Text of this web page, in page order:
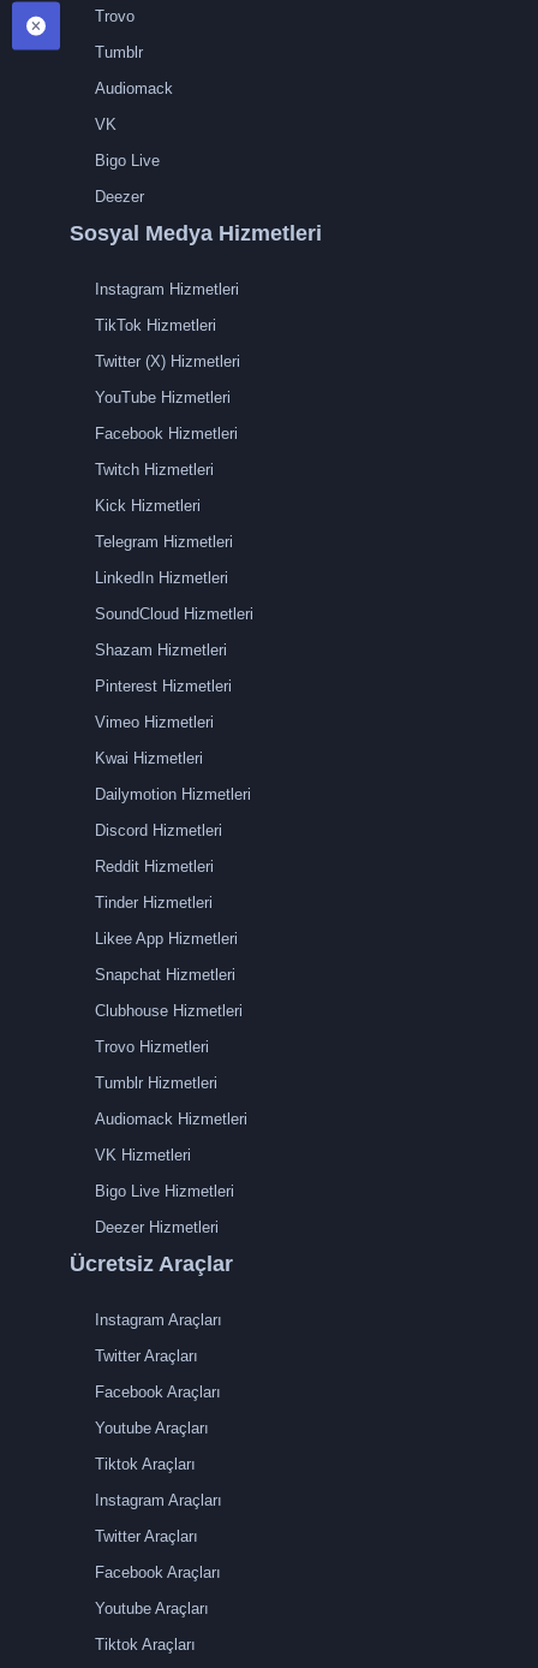
Trovo
Tumblr
Audiomack
VK
Bigo Live
Deezer
Sosyal Medya Hizmetleri
Instagram Hizmetleri
TikTok Hizmetleri
Twitter (X) Hizmetleri
YouTube Hizmetleri
Facebook Hizmetleri
Twitch Hizmetleri
Kick Hizmetleri
Telegram Hizmetleri
LinkedIn Hizmetleri
SoundCloud Hizmetleri
Shazam Hizmetleri
Pinterest Hizmetleri
Vimeo Hizmetleri
Kwai Hizmetleri
Dailymotion Hizmetleri
Discord Hizmetleri
Reddit Hizmetleri
Tinder Hizmetleri
Likee App Hizmetleri
Snapchat Hizmetleri
Clubhouse Hizmetleri
Trovo Hizmetleri
Tumblr Hizmetleri
Audiomack Hizmetleri
VK Hizmetleri
Bigo Live Hizmetleri
Deezer Hizmetleri
Ücretsiz Araçlar
Instagram Araçları
Twitter Araçları
Facebook Araçları
Youtube Araçları
Tiktok Araçları
Instagram Araçları
Twitter Araçları
Facebook Araçları
Youtube Araçları
Tiktok Araçları